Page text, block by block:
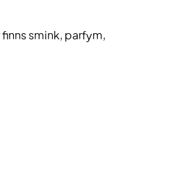
smink, parfym,